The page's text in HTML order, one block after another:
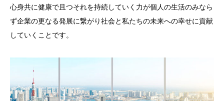
心身共に健康で且つそれを持続していく力が個人の生活のみなら
ず企業の更なる発展に繋がり社会と私たちの未来への幸せに貢献
していくことです。